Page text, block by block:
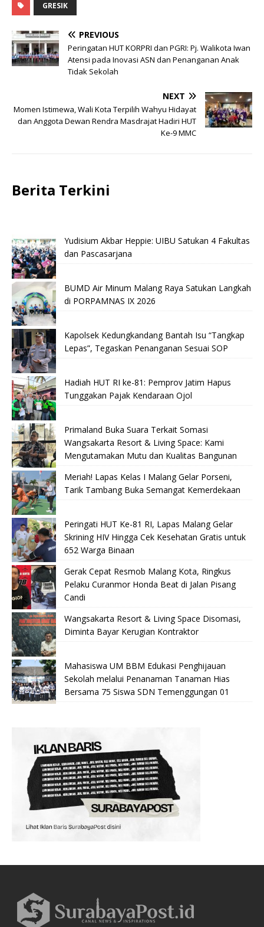
GRESIK
PREVIOUS
Peringatan HUT KORPRI dan PGRI: Pj. Walikota Iwan
Atensi pada Inovasi ASN dan Penanganan Anak
Tidak Sekolah
NEXT
Momen Istimewa, Wali Kota Terpilih Wahyu Hidayat
dan Anggota Dewan Rendra Masdrajat Hadiri HUT
Ke-9 MMC
Berita Terkini
Yudisium Akbar Heppie: UIBU Satukan 4 Fakultas
dan Pascasarjana
BUMD Air Minum Malang Raya Satukan Langkah
di PORPAMNAS IX 2026
Kapolsek Kedungkandang Bantah Isu “Tangkap
Lepas”, Tegaskan Penanganan Sesuai SOP
Hadiah HUT RI ke-81: Pemprov Jatim Hapus
Tunggakan Pajak Kendaraan Ojol
Primaland Buka Suara Terkait Somasi
Wangsakarta Resort & Living Space: Kami
Mengutamakan Mutu dan Kualitas Bangunan
Meriah! Lapas Kelas I Malang Gelar Porseni,
Tarik Tambang Buka Semangat Kemerdekaan
Peringati HUT Ke-81 RI, Lapas Malang Gelar
Skrining HIV Hingga Cek Kesehatan Gratis untuk
652 Warga Binaan
Gerak Cepat Resmob Malang Kota, Ringkus
Pelaku Curanmor Honda Beat di Jalan Pisang
Candi
Wangsakarta Resort & Living Space Disomasi,
Diminta Bayar Kerugian Kontraktor
Mahasiswa UM BBM Edukasi Penghijauan
Sekolah melalui Penanaman Tanaman Hias
Bersama 75 Siswa SDN Temenggungan 01